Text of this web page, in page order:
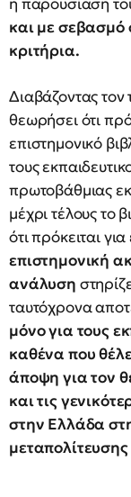
και με σεβασμό
κριτήρια.
Διαβάζοντας τον
θεωρήσει ότι
επιστημονικό
τους
πρωτοβάθμιας
μέχρι τέλους το
ότι πρόκειται
επιστημονική
ανάλυση
ταυτόχρονα
μόνο για τους
καθένα που
άποψη για τον
και τις
στην Ελλάδα